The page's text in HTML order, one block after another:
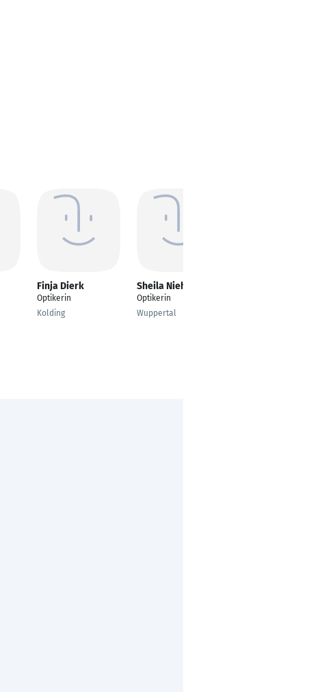
Finja Dierk
Optikerin
Kolding
Sheila Niehus
Optikerin
Wuppertal